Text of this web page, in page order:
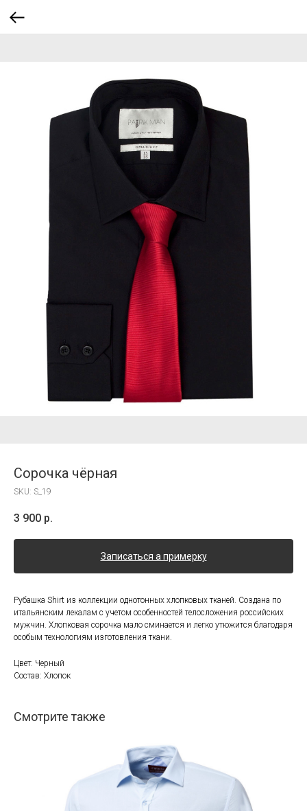
Сорочка чёрная
SKU: S_19
3 900 р.
Записаться а примерку
Рубашка Shirt из коллекции однотонных хлопковых тканей. Создана по
итальянским лекалам с учетом особенностей телосложения российских
мужчин. Хлопковая сорочка мало сминается и легко утюжится благодаря
особым технологиям изготовления ткани.
Цвет: Черный
Состав: Хлопок
Смотрите также